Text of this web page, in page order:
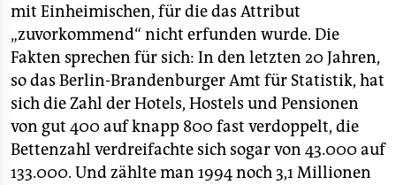
mit Einheimischen, für die das Attribut
„zuvorkommend“ nicht erfunden wurde. Die
Fakten sprechen für sich: In den letzten 20 Jahren,
so das Berlin-Brandenburger Amt für Statistik, hat
sich die Zahl der Hotels, Hostels und Pensionen
von gut 400 auf knapp 800 fast verdoppelt, die
Bettenzahl verdreifachte sich sogar von 43.000 auf
133.000. Und zählte man 1994 noch 3,1 Millionen